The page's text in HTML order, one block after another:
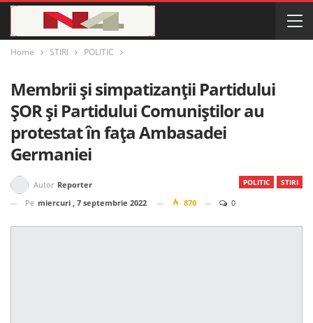
Home STIRI POLITIC
Membrii și simpatizanții Partidului
ȘOR și Partidului Comuniștilor au
protestat în fața Ambasadei
Germaniei
POLITIC STIRI
Autor Reporter
Pe miercuri , 7 septembrie 2022 870 0